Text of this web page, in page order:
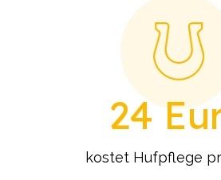
24
kostet Hufpflege